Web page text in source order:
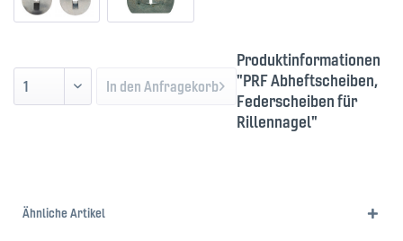
In den Anfragekorb
Produktinformationen
"PRF Abheftscheiben,
Federscheiben für
Rillennagel"
Ähnliche Artikel